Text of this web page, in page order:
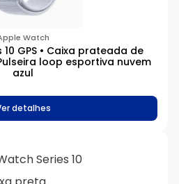
Watch
GPS • Caixa prateada de
loop esportiva nuvem
azul
detalhes